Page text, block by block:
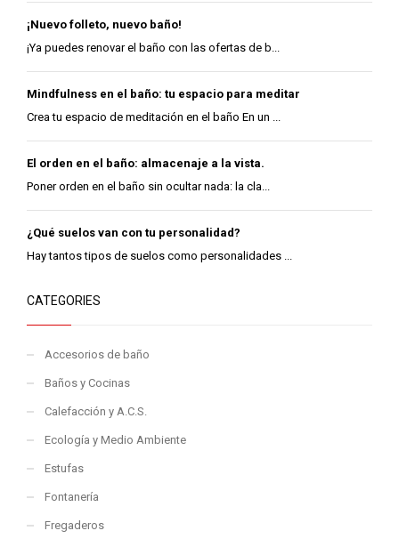
¡Nuevo folleto, nuevo baño!
¡Ya puedes renovar el baño con las ofertas de b...
Mindfulness en el baño: tu espacio para meditar
Crea tu espacio de meditación en el baño En un ...
El orden en el baño: almacenaje a la vista.
Poner orden en el baño sin ocultar nada: la cla...
¿Qué suelos van con tu personalidad?
Hay tantos tipos de suelos como personalidades ...
CATEGORIES
Accesorios de baño
Baños y Cocinas
Calefacción y A.C.S.
Ecología y Medio Ambiente
Estufas
Fontanería
Fregaderos